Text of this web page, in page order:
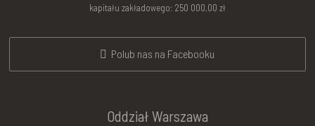
kapitału zakładowego: 250 000,00 zł
Polub nas na Facebooku
Oddział Warszawa